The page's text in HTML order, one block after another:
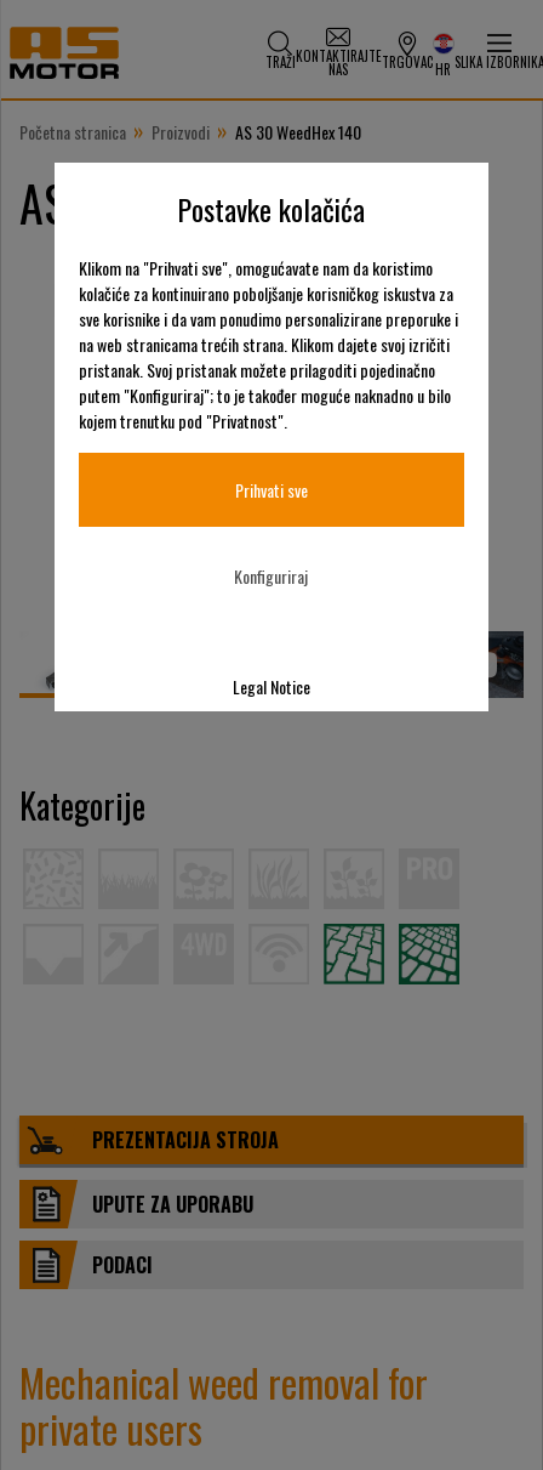
TRAŽIKONTAKTIRAJTE
NAS TRGOVAC HR SLIKA IZBORNIKA
Početna stranica » Proizvodi » AS 30 WeedHex 140
AS 30 WeedHex 140
Kategorije
PREZENTACIJA STROJA
UPUTE ZA UPORABU
PODACI
Mechanical weed removal for
private users
Postavke kolačića
Klikom na "Prihvati sve", omogućavate nam da koristimo
kolačiće za kontinuirano poboljšanje korisničkog iskustva za
sve korisnike i da vam ponudimo personalizirane preporuke i
na web stranicama trećih strana. Klikom dajete svoj izričiti
pristanak. Svoj pristanak možete prilagoditi pojedinačno
putem "Konfiguriraj"; to je također moguće naknadno u bilo
kojem trenutku pod "Privatnost".
Prihvati sve
Konfiguriraj
Legal Notice